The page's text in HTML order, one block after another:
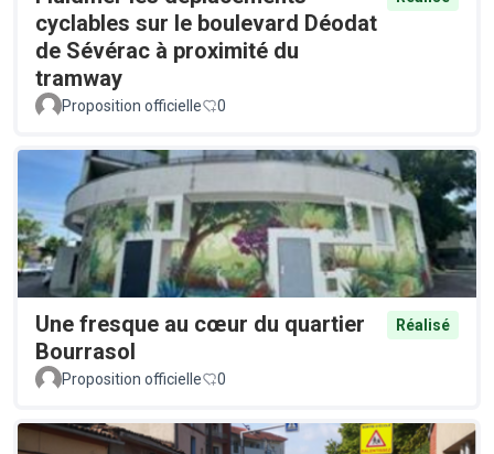
cyclables sur le boulevard Déodat
de Sévérac à proximité du
tramway
Proposition officielle 0
Une fresque au cœur du quartier
Bourrasol
Réalisé
Proposition officielle 0